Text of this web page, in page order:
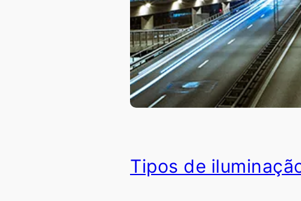
Tipos de